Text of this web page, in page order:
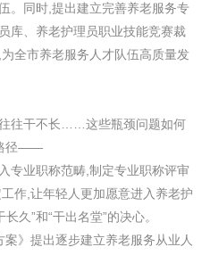
。同时,提出建立完善养老服务专
库、养老护理员职业技能竞赛裁
全市养老服务人才队伍高质量发
往干不长……这些瓶颈问题如何
径——
业职称范畴,制定专业职称评审
作,让年轻人更加愿意进入养老护
久”和“干出名堂”的决心。
》提出逐步建立养老服务从业人